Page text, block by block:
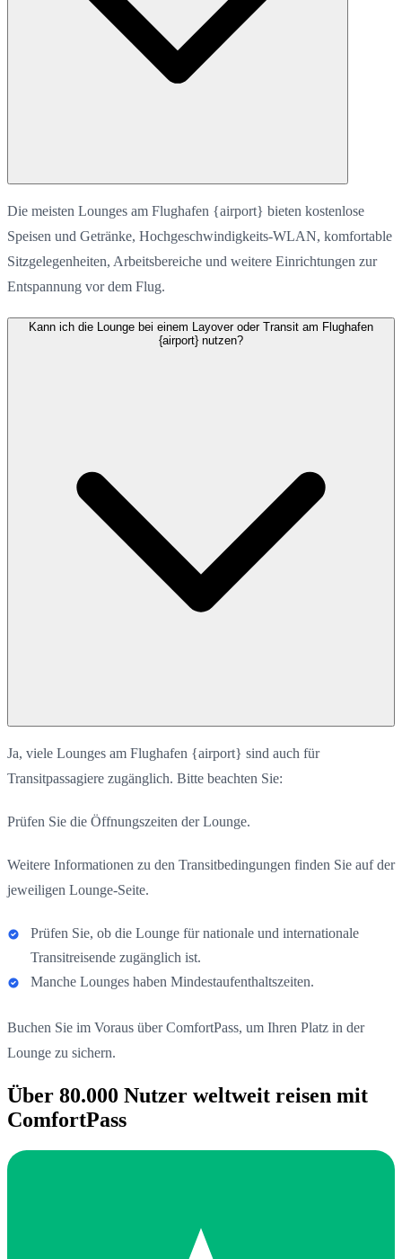
Die meisten Lounges am Flughafen {airport} bieten kostenlose
Speisen und Getränke, Hochgeschwindigkeits-WLAN, komfortable
Sitzgelegenheiten, Arbeitsbereiche und weitere Einrichtungen zur
Entspannung vor dem Flug.
Kann ich die Lounge bei einem Layover oder Transit am Flughafen
{airport} nutzen?
Ja, viele Lounges am Flughafen {airport} sind auch für
Transitpassagiere zugänglich. Bitte beachten Sie:
Prüfen Sie die Öffnungszeiten der Lounge.
Weitere Informationen zu den Transitbedingungen finden Sie auf der
jeweiligen Lounge-Seite.
Prüfen Sie, ob die Lounge für nationale und internationale
Transitreisende zugänglich ist.
Manche Lounges haben Mindestaufenthaltszeiten.
Buchen Sie im Voraus über ComfortPass, um Ihren Platz in der
Lounge zu sichern.
Über 80.000 Nutzer weltweit reisen mit
ComfortPass